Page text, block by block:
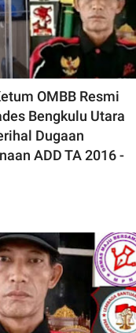
OMBB Resmi
Bengkulu Utara
Dugaan
ADD TA 2016 -